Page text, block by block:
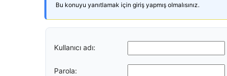
Bu konuyu yanıtlamak için giriş yapmış olmalısınız.
Kullanıcı adı:
Parola: